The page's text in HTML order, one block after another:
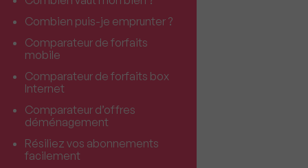
Combien puis-je emprunter ?
Comparateur de forfaits
mobile
Comparateur de forfaits box
Internet
Comparateur d’offres
déménagement
Résiliez vos abonnements
facilement